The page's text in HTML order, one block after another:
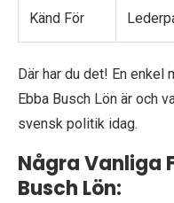
Känd För
Där har du det! En
Ebba Busch Lön är och
svensk politik idag.
Några Vanliga
Busch Lön: